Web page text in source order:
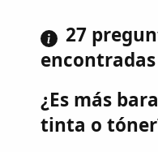
27
encontradas
¿Es más
tinta o